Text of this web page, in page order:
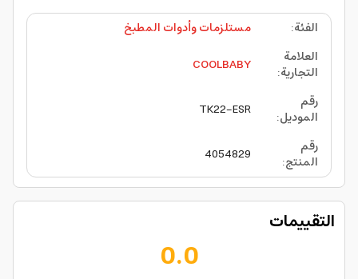
الفئة:
مستلزمات وأدوات المطبخ
العلامة
التجارية:
COOLBABY
رقم
الموديل:
TK22-ESR
رقم
المنتج:
4054829
التقييمات
0.0